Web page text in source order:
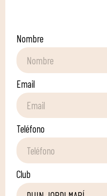
Nombre
Email
Teléfono
Club